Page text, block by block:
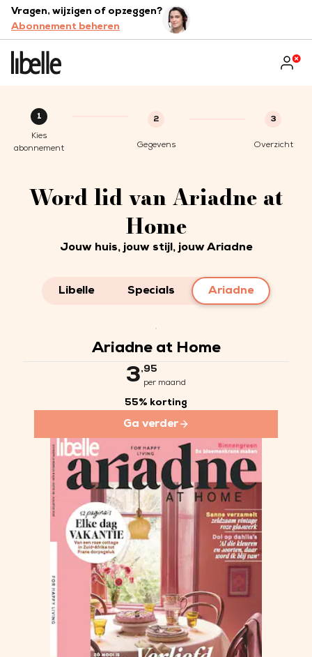
Vragen, wijzigen of opzeggen?
Abonnement beheren
1
Kies
abonnement
2
Gegevens
3
Overzicht
Word lid van Ariadne at
Home
Jouw huis, jouw stijl, jouw Ariadne
Libelle Specials Ariadne
Ariadne at Home
3,95
per maand
55% korting
Ga verder